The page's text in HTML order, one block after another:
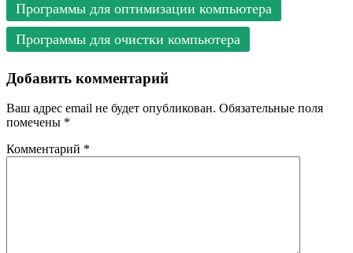
Программы для оптимизации компьютера
Программы для очистки компьютера
Добавить комментарий
Ваш адрес email не будет опубликован. Обязательные поля
помечены *
Комментарий *